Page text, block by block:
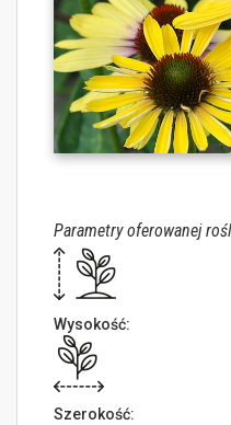
Parametry oferowanej
Wysokość:
Szerokość: